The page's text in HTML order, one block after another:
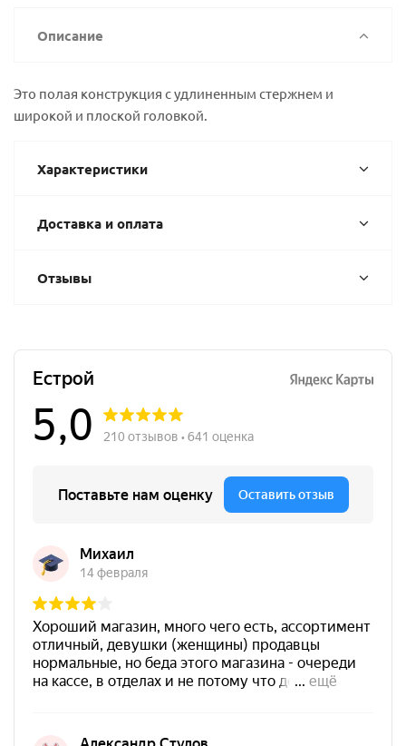
Описание
Это полая конструкция с удлиненным стержнем и
широкой и плоской головкой.
Характеристики
Доставка и оплата
Отзывы